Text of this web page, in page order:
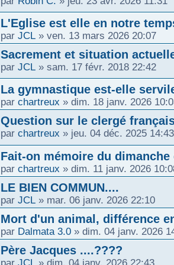
L'Eglise est elle en notre
par JCL » ven. 13 mars 2026 20:07
Sacrement et situation
par JCL » sam. 17 févr. 2018 22:42
La gymnastique est-elle
par chartreux » dim. 18 janv. 2026
Question sur le clergé
par chartreux » jeu. 04 déc. 2025 14:43
Fait-on mémoire du dimanche
par chartreux » dim. 11 janv. 2026
LE BIEN COMMUN....
par JCL » mar. 06 janv. 2026 22:10
Mort d'un animal, différence
par Dalmata 3.0 » dim. 04 janv. 2026
Père Jacques ....????
par JCL » dim. 04 janv. 2026 22:43